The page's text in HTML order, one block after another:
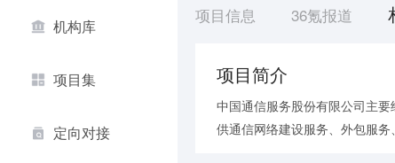
机构库
项目集
定向对接
项目信息 36氪报道
项目简介
中国通信服务股份有限公司主
供通信网络建设服务、外包服务